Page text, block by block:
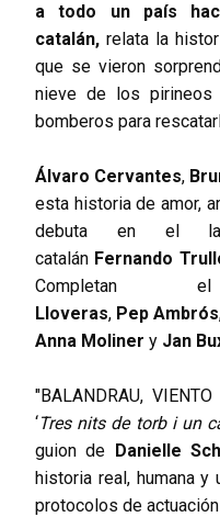
a todo un país
catalán, relata la
que se vieron
nieve de los
bomberos para
Álvaro Cervantes,
esta historia de amor,
debuta en el
catalán Fernando
Lloveras, Pep Ambrós
Anna Moliner y Jan
"BALANDRAU,
‘Tres nits de torb i un
guion de Danielle
historia real, humana
protocolos de